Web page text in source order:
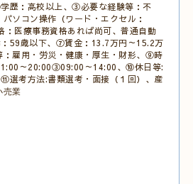
歴：高校以上、③必要な経験等：不
ソコン操作（ワード・エクセル：
：医療事務資格あれば尚可、普通自動
59歳以下、⑦賃金：13.7万円～15.2万
雇用・労災・健康・厚生・財形、⑨時
～20:00③09:00～14:00、⑩休日等:
選考方法:書類選考・面接（１回）、産
売業